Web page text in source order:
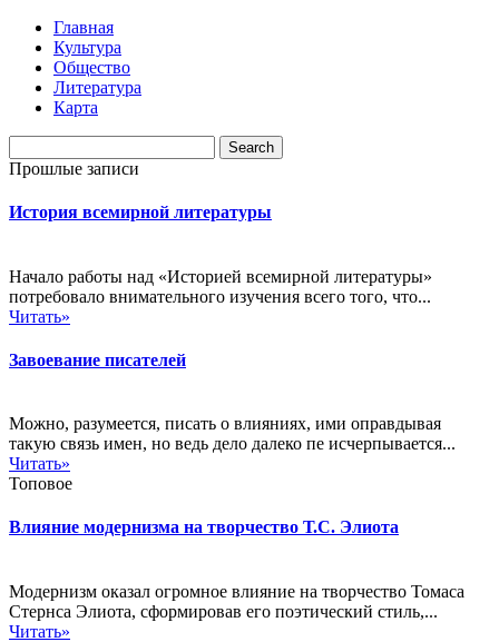
Главная
Культура
Общество
Литература
Карта
Прошлые записи
История всемирной литературы
Начало работы над «Историей всемирной литературы»
потребовало внимательного изучения всего того, что...
Читать»
Завоевание писателей
Можно, разумеется, писать о влияниях, ими оправдывая
такую связь имен, но ведь дело далеко пе исчерпывается...
Читать»
Топовое
Влияние модернизма на творчество Т.С. Элиота
Модернизм оказал огромное влияние на творчество Томаса
Стернса Элиота, сформировав его поэтический стиль,...
Читать»